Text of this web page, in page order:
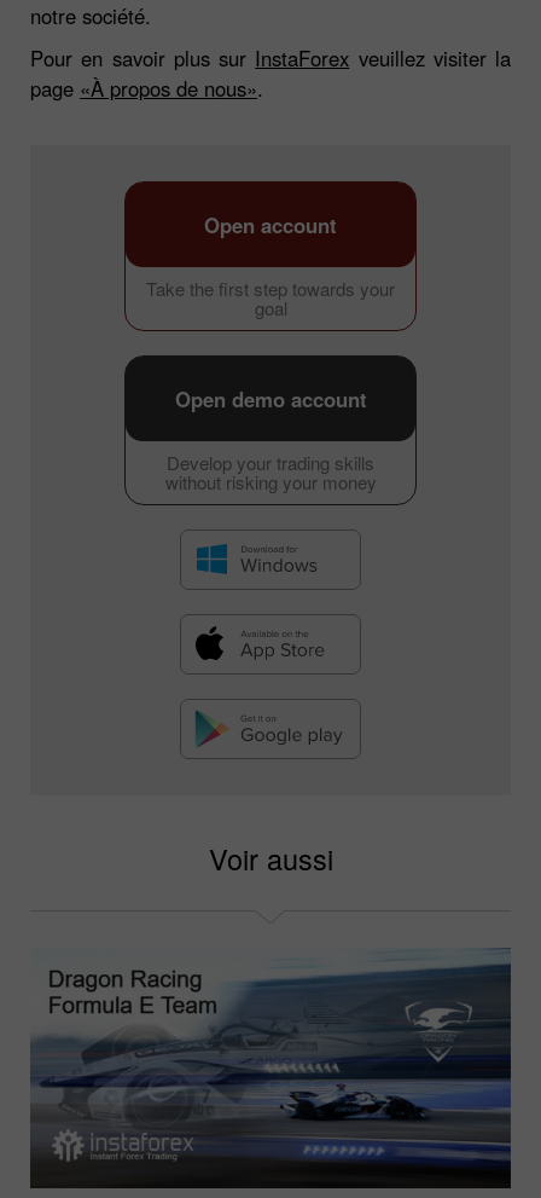
notre société.
Pour en savoir plus sur InstaForex veuillez visiter la
page «À propos de nous».
Take the first step towards your
goal
Open account
Develop your trading skills
without risking your money
Open demo account
Voir aussi